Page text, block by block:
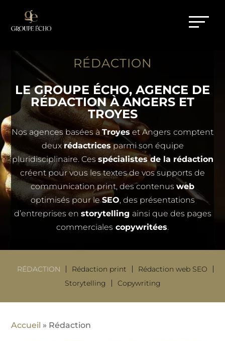
RÉDACTION
LE GROUPE ÉCHO, AGENCE DE
RÉDACTION À ANGERS ET
TROYES
Nos agences basées à Troyes et Angers comptent
deuxrédactricesparmi son équipe
pluridisciplinaire. Cesspécialistes de la rédaction
créent pour vous les textes de vos supports de
communication print, des contenus web
optimisés pour leSEO, des présentations
d’entreprises en storytelling ainsi que des pages
commerciales copywritées.
RÉDACTION Rédaction print
Rédaction web SEO
Storytelling
Copywriting
Accueil » Rédaction